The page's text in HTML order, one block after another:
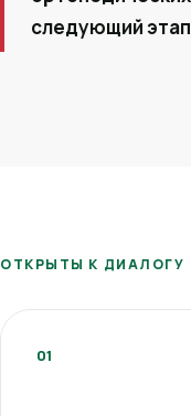
следующий
ОТКРЫТЫ К ДИАЛОГУ
01